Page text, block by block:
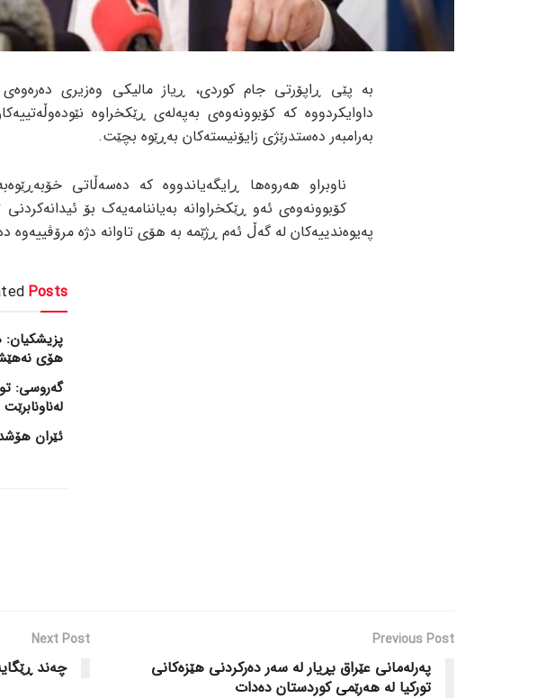
بە پێی ڕاپۆرتی جام کوردی، ڕیاز مالیکی وەزیری
داوایکردووە کە کۆبوونەوەی بەپەلەی ڕێکخراوە
بەرامبەر دەستدرێژی زایۆنیستەکان بەڕێوە بچێت.
ناوبراو هەروەها ڕایگەیاندووە کە دەسەڵاتی
کۆبوونەوەی ئەو ڕێکخراوانە بەیاننامەیەک بۆ
پەیوەندییەکان لە گەڵ ئەم ڕژێمە بە هۆی تاوانە دژە مرۆڤییەوە
Posts
پزیشکیان:
هۆی
گەروسی:
لەناونابرێت
ئێران
Previous Post
پەرلەمانی عێراق بڕیار لە سەر دەرکردنی هێزەکانی
تورکیا لە هەرێمی کوردستان دەدات
Next Post
چەند